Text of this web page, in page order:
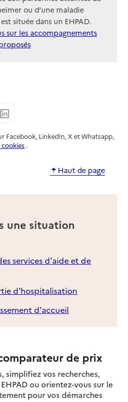
ou d’une maladie
située dans un EHPAD.
sur les accompagnements
sur Facebook
Partager sur X
Facebook, LinkedIn, X et Whatsapp,
.
Haut de page
une situation
services d'aide et de
d'hospitalisation
d'accueil
de prix
simplifiez vos recherches,
ou orientez-vous sur le
pour vos démarches